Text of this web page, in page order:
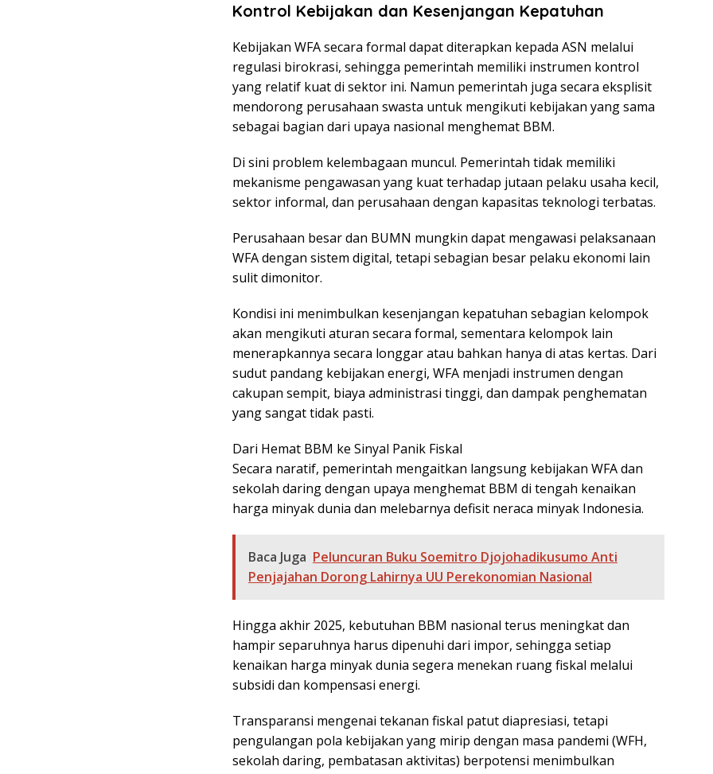
Kontrol Kebijakan dan Kesenjangan Kepatuhan
Kebijakan WFA secara formal dapat diterapkan kepada ASN melalui
regulasi birokrasi, sehingga pemerintah memiliki instrumen kontrol
yang relatif kuat di sektor ini. Namun pemerintah juga secara eksplisit
mendorong perusahaan swasta untuk mengikuti kebijakan yang sama
sebagai bagian dari upaya nasional menghemat BBM.
Di sini problem kelembagaan muncul. Pemerintah tidak memiliki
mekanisme pengawasan yang kuat terhadap jutaan pelaku usaha kecil,
sektor informal, dan perusahaan dengan kapasitas teknologi terbatas.
Perusahaan besar dan BUMN mungkin dapat mengawasi pelaksanaan
WFA dengan sistem digital, tetapi sebagian besar pelaku ekonomi lain
sulit dimonitor.
Kondisi ini menimbulkan kesenjangan kepatuhan sebagian kelompok
akan mengikuti aturan secara formal, sementara kelompok lain
menerapkannya secara longgar atau bahkan hanya di atas kertas. Dari
sudut pandang kebijakan energi, WFA menjadi instrumen dengan
cakupan sempit, biaya administrasi tinggi, dan dampak penghematan
yang sangat tidak pasti.
Dari Hemat BBM ke Sinyal Panik Fiskal
Secara naratif, pemerintah mengaitkan langsung kebijakan WFA dan
sekolah daring dengan upaya menghemat BBM di tengah kenaikan
harga minyak dunia dan melebarnya defisit neraca minyak Indonesia.
Baca Juga Peluncuran Buku Soemitro Djojohadikusumo Anti
Penjajahan Dorong Lahirnya UU Perekonomian Nasional
Hingga akhir 2025, kebutuhan BBM nasional terus meningkat dan
hampir separuhnya harus dipenuhi dari impor, sehingga setiap
kenaikan harga minyak dunia segera menekan ruang fiskal melalui
subsidi dan kompensasi energi.
Transparansi mengenai tekanan fiskal patut diapresiasi, tetapi
pengulangan pola kebijakan yang mirip dengan masa pandemi (WFH,
sekolah daring, pembatasan aktivitas) berpotensi menimbulkan